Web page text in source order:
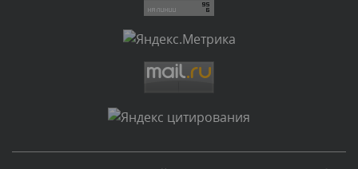
Текст комментария будет виден после проверки
администратором.
Текст комментария будет виден после проверки
администратором.